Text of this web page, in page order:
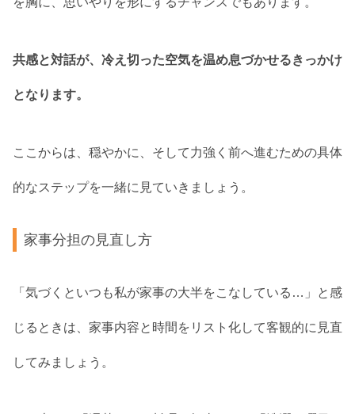
共感と対話が、冷え切った空気を温め息づかせるきっかけ
となります。
ここからは、穏やかに、そして力強く前へ進むための具体
的なステップを一緒に見ていきましょう。
家事分担の見直し方
「気づくといつも私が家事の大半をこなしている…」と感
じるときは、家事内容と時間をリスト化して客観的に見直
してみましょう。